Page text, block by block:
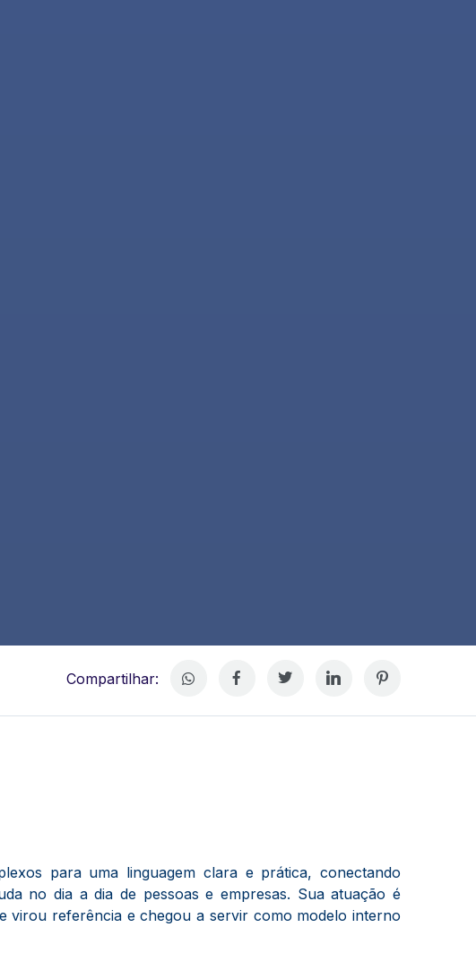
Compartilhar:
para uma linguagem clara e prática, conectando
no dia a dia de pessoas e empresas. Sua atuação é
virou referência e chegou a servir como modelo interno